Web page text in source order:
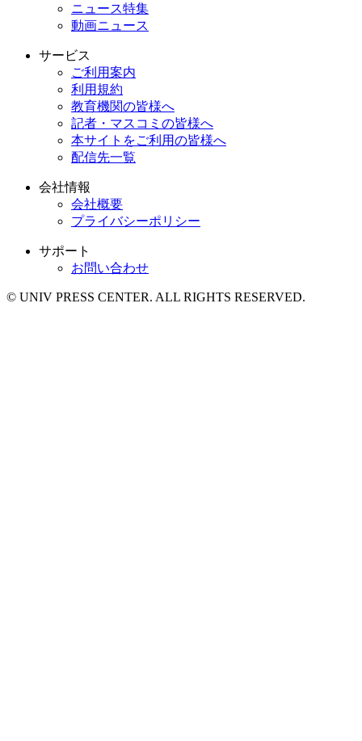
ニュース特集
動画ニュース
サービス
ご利用案内
利用規約
教育機関の皆様へ
記者・マスコミの皆様へ
本サイトをご利用の皆様へ
配信先一覧
会社情報
会社概要
プライバシーポリシー
サポート
お問い合わせ
© UNIV PRESS CENTER. ALL RIGHTS RESERVED.